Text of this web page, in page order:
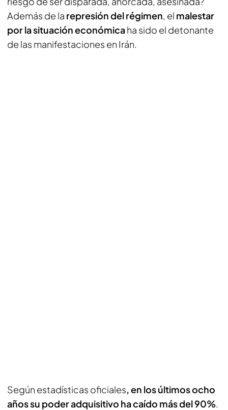
Además de la represión del régimen, el malestar
por la situación económicaha sido el detonante
de las manifestaciones en Irán.
Según estadísticas oficiales, en los últimos ocho
años su poder adquisitivo ha caído más del 90%.